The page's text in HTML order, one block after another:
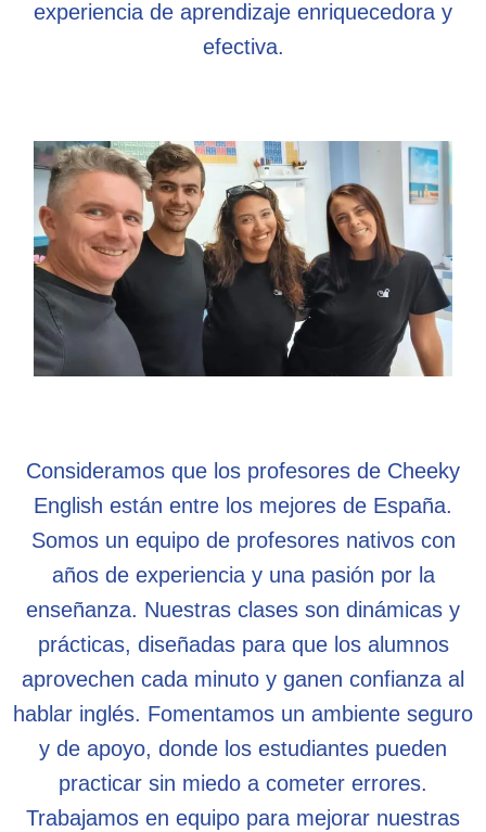
experiencia de aprendizaje enriquecedora y
efectiva.
Consideramos que los profesores de Cheeky
English están entre los mejores de España.
Somos un equipo de profesores nativos con
años de experiencia y una pasión por la
enseñanza. Nuestras clases son dinámicas y
prácticas, diseñadas para que los alumnos
aprovechen cada minuto y ganen confianza al
hablar inglés. Fomentamos un ambiente seguro
y de apoyo, donde los estudiantes pueden
practicar sin miedo a cometer errores.
Trabajamos en equipo para mejorar nuestras